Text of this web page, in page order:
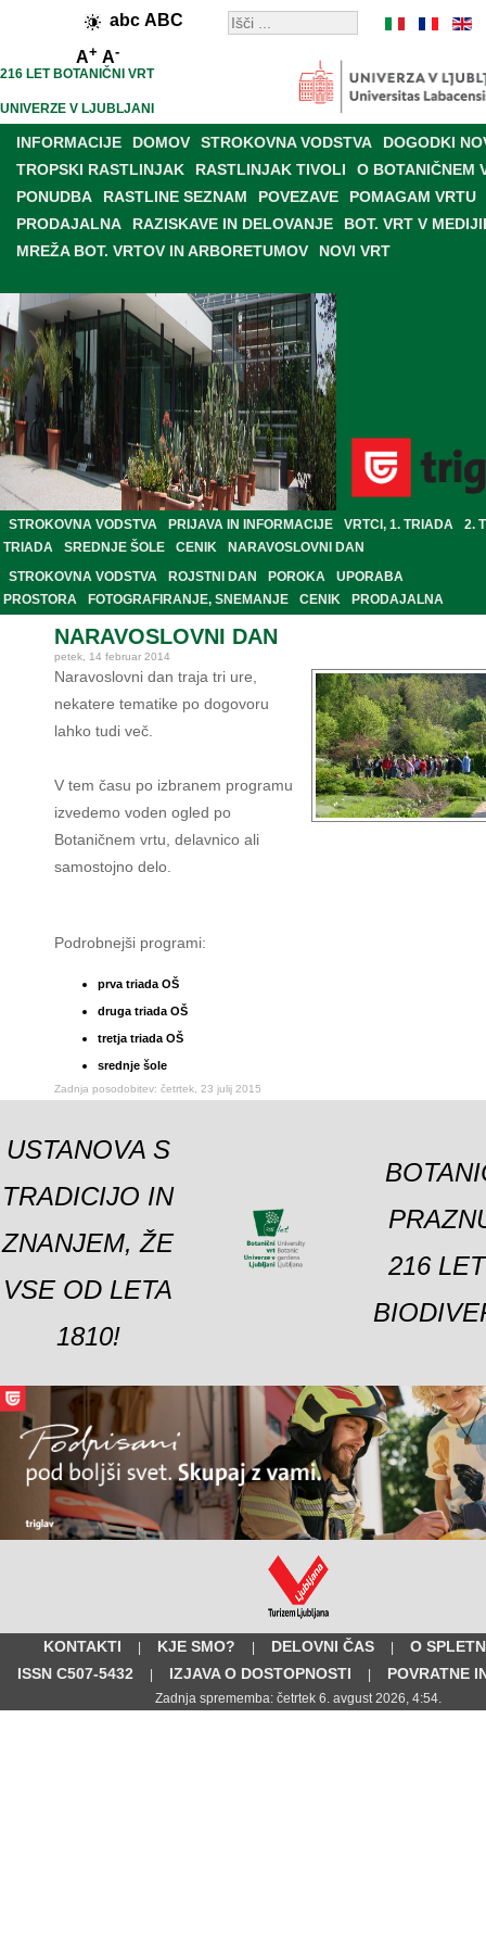
abc ABC
A+ A-
216 LET BOTANIČNI VRT
UNIVERZE V LJUBLJANI
INFORMACIJE DOMOV STROKOVNA VODSTVA
DOGODKI
TROPSKI RASTLINJAK
RASTLINJAK TIVOLI
O BOTANIČNEM
PONUDBA
RASTLINE SEZNAM POVEZAVE
POMAGAM VRTU
PRODAJALNA
RAZISKAVE IN DELOVANJE
BOT. VRT V
MREŽA BOT. VRTOV IN ARBORETUMOV
NOVI VRT
STROKOVNA VODSTVA PRIJAVA IN INFORMACIJE VRTCI, 1. TRIADA
2.
TRIADA
SREDNJE ŠOLE CENIK
NARAVOSLOVNI DAN
STROKOVNA VODSTVA
ROJSTNI DAN POROKA
UPORABA
PROSTORA
FOTOGRAFIRANJE, SNEMANJE CENIK PRODAJALNA
NARAVOSLOVNI DAN
petek, 14 februar 2014
Naravoslovni dan traja tri ure,
nekatere tematike po dogovoru
lahko tudi več.
V tem času po izbranem programu
izvedemo voden ogled po
Botaničnem vrtu, delavnico ali
samostojno delo.
Podrobnejši programi:
prva triada OŠ
druga triada OŠ
tretja triada OŠ
srednje šole
Zadnja posodobitev: četrtek, 23 julij 2015
USTANOVA S
TRADICIJO IN
ZNANJEM, ŽE
VSE OD LETA
1810!
216
KONTAKTI | KJE SMO? | DELOVNI ČAS |
O
ISSN C507-5432
| IZJAVA O DOSTOPNOSTI | POVRATNE
Zadnja sprememba: četrtek 6. avgust 2026, 4:54.